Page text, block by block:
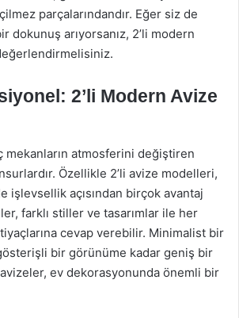
parçalarındandır. Eğer siz de
dokunuş arıyorsanız, 2’li modern
2’li Modern Avize
mekanların atmosferini değiştiren
Özellikle 2’li avize modelleri,
işlevsellik açısından birçok avantaj
farklı stiller ve tasarımlar ile her
cevap verebilir. Minimalist bir
bir görünüme kadar geniş bir
ev dekorasyonunda önemli bir